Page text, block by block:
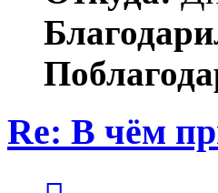
Re: В чём